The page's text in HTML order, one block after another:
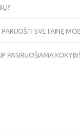
SVETAINĘ
PASIRUOŠIAMA